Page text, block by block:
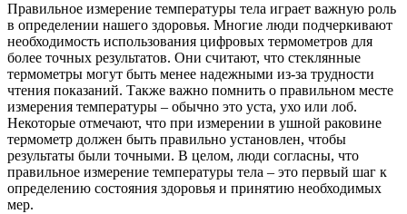
Правильное измерение температуры тела играет важную роль
в определении нашего здоровья. Многие люди подчеркивают
необходимость использования цифровых термометров для
более точных результатов. Они считают, что стеклянные
термометры могут быть менее надежными из-за трудности
чтения показаний. Также важно помнить о правильном месте
измерения температуры – обычно это уста, ухо или лоб.
Некоторые отмечают, что при измерении в ушной раковине
термометр должен быть правильно установлен, чтобы
результаты были точными. В целом, люди согласны, что
правильное измерение температуры тела – это первый шаг к
определению состояния здоровья и принятию необходимых
мер.